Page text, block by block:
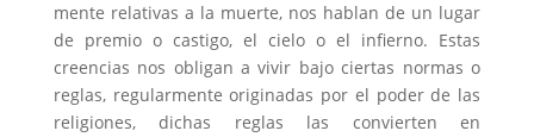
mente relativas a la muerte, nos hablan de un lugar
de premio o castigo, el cielo o el infierno. Estas
creencias nos obligan a vivir bajo ciertas normas o
reglas, regularmente originadas por el poder de las
religiones, dichas reglas las convierten en